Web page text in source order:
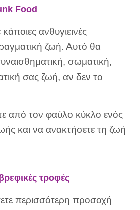
Food
ανθυγιεινές
ζωή. Αυτό θα
σωματική,
σας ζωή, αν δεν το
από τον φαύλο κύκλο ενός
και να ανακτήσετε τη ζωή
τροφές
περισσότερη προσοχή